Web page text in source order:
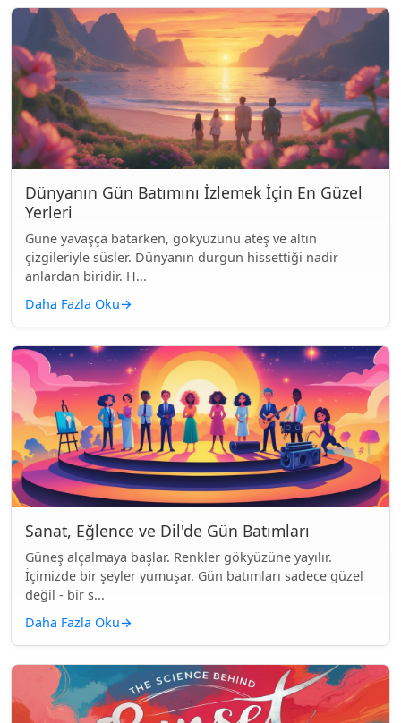
Dünyanın Gün Batımını İzlemek İçin En Güzel
Yerleri
Güne yavaşça batarken, gökyüzünü ateş ve altın
çizgileriyle süsler. Dünyanın durgun hissettiği nadir
anlardan biridir. H...
Daha Fazla Oku→
Sanat, Eğlence ve Dil'de Gün Batımları
Güneş alçalmaya başlar. Renkler gökyüzüne yayılır.
İçimizde bir şeyler yumuşar. Gün batımları sadece güzel
değil - bir s...
Daha Fazla Oku→